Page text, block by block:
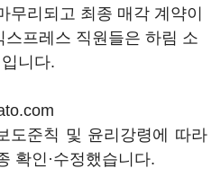
무리되고 최종 매각 계약이
프레스 직원들은 하림 소
니다.
도준칙 및 윤리강령에 따라
확인·수정했습니다.